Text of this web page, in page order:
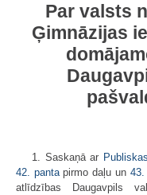
Par valsts
Ģimnāzijas
1. Saskaņā ar
42. pantapirmo daļu un 43.
atlīdzības Daugavpils